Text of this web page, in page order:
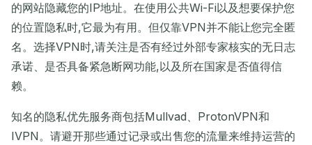
的网站隐藏您的IP地址。在使用公共Wi-Fi以及想要保护您
的位置隐私时,它最为有用。但仅靠VPN并不能让您完全匿
名。选择VPN时,请关注是否有经过外部专家核实的无日志
承诺、是否具备紧急断网功能,以及所在国家是否值得信
赖。
知名的隐私优先服务商包括Mullvad、ProtonVPN和
IVPN。请避开那些通过记录或出售您的流量来维持运营的